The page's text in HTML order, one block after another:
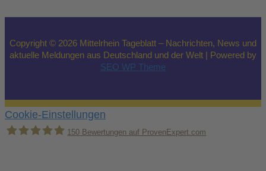
Copyright © 2026 Mittelrhein Tageblatt – Nachrichten, News und
aktuelle Meldungen aus Deutschland und der Welt | Powered by
SEO WP Theme
Cookie-Einstellungen
150 Bewertungen auf ProvenExpert.com